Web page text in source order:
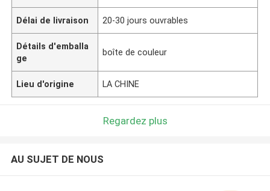
Délai de livraison 20-30 jours ouvrables
Détails d'emballa
ge
boîte de couleur
Lieu d'origine LA CHINE
Regardez plus
AU SUJET DE NOUS